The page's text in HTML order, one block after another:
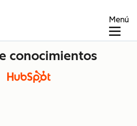
Menú
conocimientos